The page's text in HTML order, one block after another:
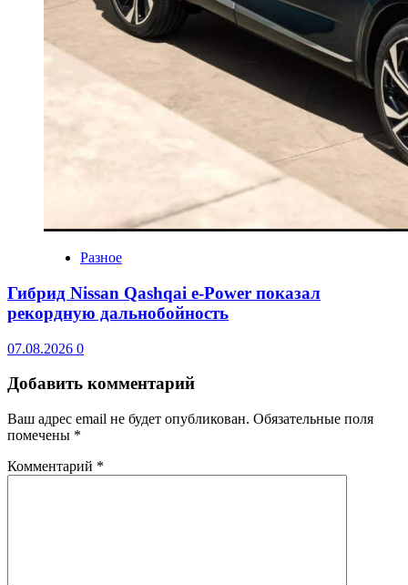
Разное
Гибрид Nissan Qashqai e-Power показал
рекордную дальнобойность
07.08.2026 0
Добавить комментарий
Ваш адрес email не будет опубликован. Обязательные поля
помечены *
Комментарий *